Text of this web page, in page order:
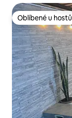
Oblíbené u hostů
Oblíbené u hostů